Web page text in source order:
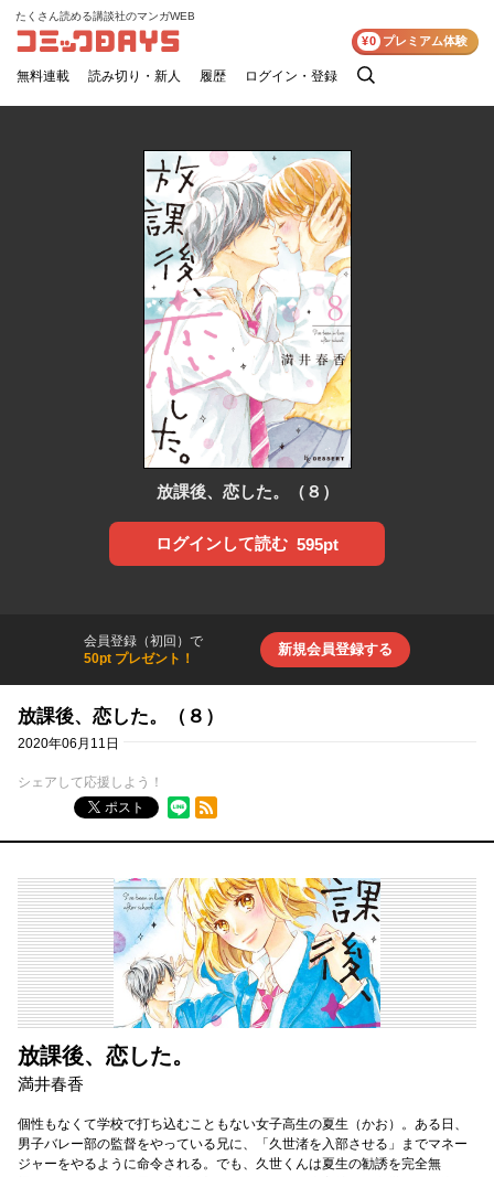
コミックDAYS
たくさん読める講談社のマンガWEB
無料連載 読み切り・新人 履歴 ログイン・登録
検
¥0 プレミアム体験
放課後、恋した。（８）
ログインして読む 595pt
会員登録（初回）で
50pt プレゼント！
新規会員登録する
放課後、恋した。（８）
2020年06月11日
シェアして応援しよう！
ポスト
RSSフィード
放課後、恋した。
満井春香
個性もなくて学校で打ち込むこともない女子高生の夏生（かお）。ある日、
男子バレー部の監督をやっている兄に、「久世渚を入部させる」までマネー
ジャーをやるように命令される。でも、久世くんは夏生の勧誘を完全無